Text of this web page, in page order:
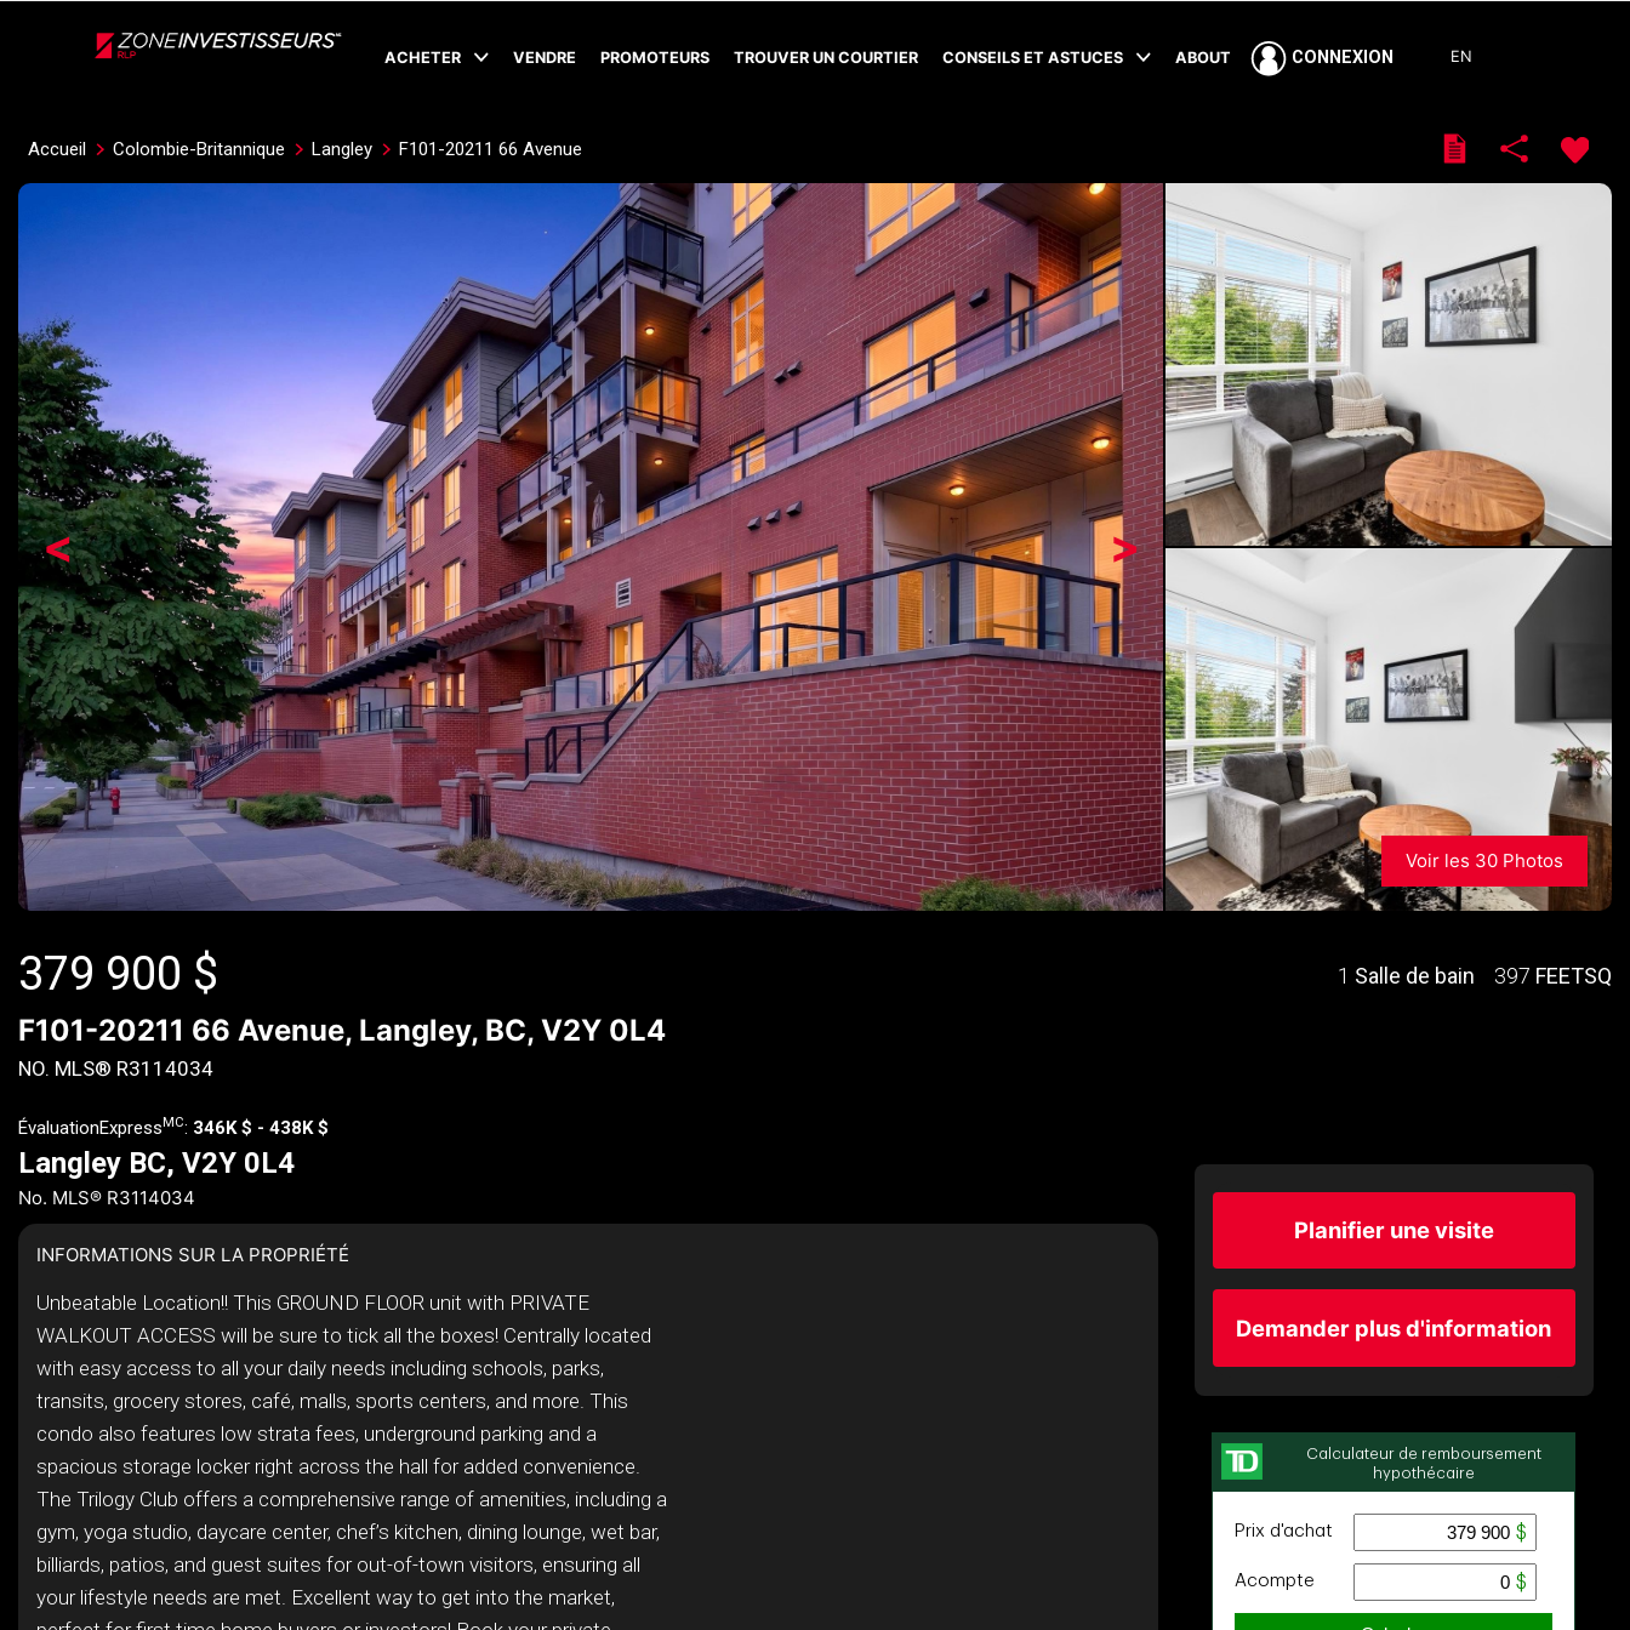
ACHETER VENDRE PROMOTEURS TROUVER UN COURTIER CONSEILS ET ASTUCES ABOUT CONNEXION EN
Accueil Colombie-Britannique Langley F101-20211 66 Avenue
>
<
Voir les 30 Photos
379 900 $
F101-20211 66 Avenue, Langley, BC, V2Y 0L4
NO. MLS® R3114034
1 Salle de bain 397 FEETSQ
ÉvaluationExpress MC: 346K $ - 438K $
Langley BC, V2Y 0L4
No. MLS® R3114034
INFORMATIONS SUR LA PROPRIÉTÉ
Unbeatable Location!! This GROUND FLOOR unit with PRIVATE
WALKOUT ACCESS will be sure to tick all the boxes! Centrally located
with easy access to all your daily needs including schools, parks,
transits, grocery stores, café, malls, sports centers, and more. This
condo also features low strata fees, underground parking and a
spacious storage locker right across the hall for added convenience.
The Trilogy Club offers a comprehensive range of amenities, including a
gym, yoga studio, daycare center, chef’s kitchen, dining lounge, wet bar,
billiards, patios, and guest suites for out-of-town visitors, ensuring all
your lifestyle needs are met. Excellent way to get into the market,
Planifier une visite
Demander plus d'information